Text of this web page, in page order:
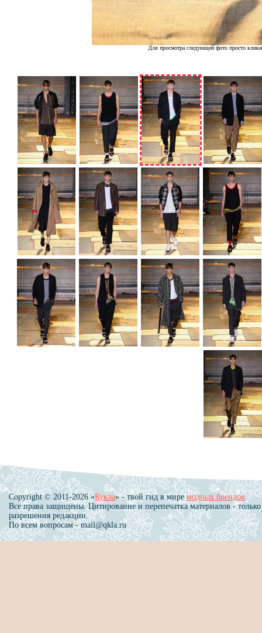
Для просмотра следующей фото просто
Copyright © 2011-2026 «Кукла» - твой гид в миремодных брендов.
Все права защищены. Цитирование и перепечатка материалов - только
разрешения редакции.
По всем вопросам - mail@qkla.ru